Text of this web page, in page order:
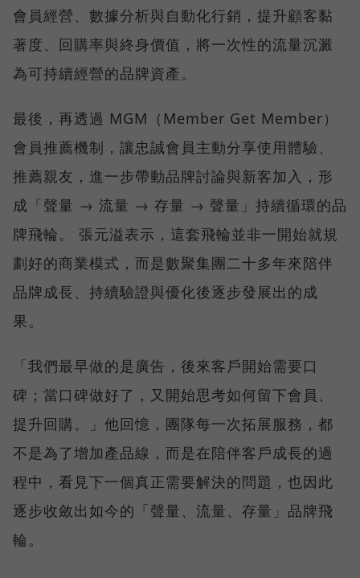
會員經營、數據分析與自動化行銷，提升顧客黏
著度、回購率與終身價值，將一次性的流量沉澱
為可持續經營的品牌資產。
最後，再透過 MGM（Member Get Member）
會員推薦機制，讓忠誠會員主動分享使用體驗、
推薦親友，進一步帶動品牌討論與新客加入，形
成「聲量 → 流量 → 存量 → 聲量」持續循環的品
牌飛輪。 張元溢表示，這套飛輪並非一開始就規
劃好的商業模式，而是數聚集團二十多年來陪伴
品牌成長、持續驗證與優化後逐步發展出的成
果。
「我們最早做的是廣告，後來客戶開始需要口
碑；當口碑做好了，又開始思考如何留下會員、
提升回購。」他回憶，團隊每一次拓展服務，都
不是為了增加產品線，而是在陪伴客戶成長的過
程中，看見下一個真正需要解決的問題，也因此
逐步收斂出如今的「聲量、流量、存量」品牌飛
輪。